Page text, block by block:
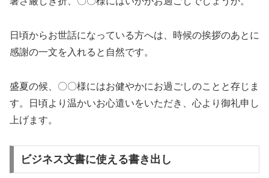
日頃からお世話になっている方へは、時候の挨拶のあとに
感謝の一文を入れると自然です。
盛夏の候、〇〇様にはお健やかにお過ごしのことと存じま
す。日頃より温かいお心遣いをいただき、心より御礼申し
上げます。
ビジネス文書に使える書き出し